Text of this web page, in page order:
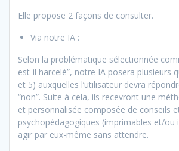
Elle propose 2 façons de consulter.
Via notre IA :
Selon la problématique sélectionnée
est-il harcelé”, notre IA posera plusieurs
et 5) auxquelles l’utilisateur devra
“non”. Suite à cela, ils recevront une
et personnalisée composée de conseils
psychopédagogiques (imprimables et/
agir par eux-même sans attendre.